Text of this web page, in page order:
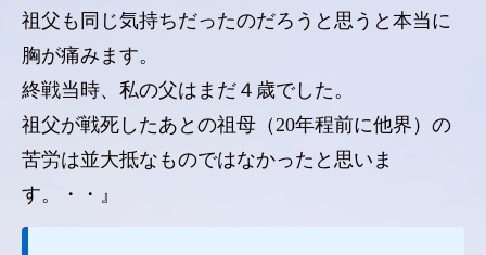
祖父も同じ気持ちだったのだろうと思うと本当に
胸が痛みます。
終戦当時、私の父はまだ４歳でした。
祖父が戦死したあとの祖母（20年程前に他界）の
苦労は並大抵なものではなかったと思いま
す。・・』